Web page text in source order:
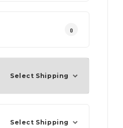
0
Select Shipping
Select Shipping